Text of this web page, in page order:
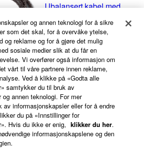
Ubalansert kabel med
3,5 mm plugg.
HST-5000
Hodetelefonstativ til YH-
5000SE.
og annen teknologi for å sikre
som det skal, for å overvåke ytelse,
og reklame og for å gjøre det mulig
sosiale medier slik at du får en
Vi overfører også informasjon om
vårt til våre partnere innen reklame,
Ved å klikke på «Godta alle
samtykker du til bruk av
annen teknologi. For mer
av informasjonskapsler eller for å endre
du på «Innstillinger for
Hvis du ikke er enig, klikker du her.
informasjonskapslene og den